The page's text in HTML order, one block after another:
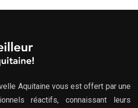
Aquitaine vous est offert par une
réactifs, connaissant leurs